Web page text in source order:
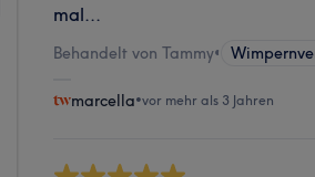
mal...
Behandelt von Tammy•
marcella•vor mehr als 3 Jahren